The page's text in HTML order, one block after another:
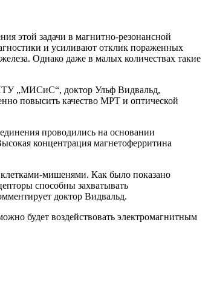
этой задачи в магнитно-резонансной
и усиливают отклик пораженных
Однако даже в малых количествах такие
„МИСиС“, доктор Ульф Видвальд,
повысить качество МРТ и оптической
проводились на основании
концентрация магнетоферритина
клетками-мишенями. Как было показано
способны захватывать
доктор Видвальд.
будет воздействовать электромагнитным